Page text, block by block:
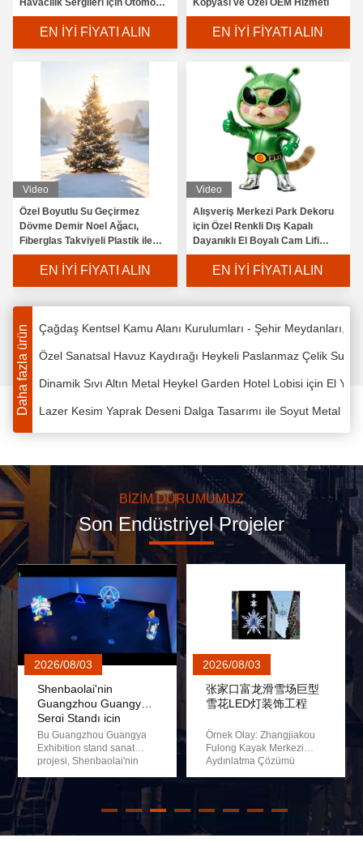
Havacılık Sergileri için Otomobil
Derecesi Boya
EN İYI FIYATI ALIN
Kopyası ve Özel OEM Hizmeti
EN İYI FIYATI ALIN
Video
Özel Boyutlu Su Geçirmez
Dövme Demir Noel Ağacı,
Fiberglas Takviyeli Plastik ile
Açık Hava Şenlikli Dekorasyon
EN İYI FIYATI ALIN
Video
Alışveriş Merkezi Park Dekoru
için Özel Renkli Dış Kapalı
Dayanıklı El Boyalı Cam Lifi
Heykel
EN İYI FIYATI ALIN
Daha fazla ürün
Modern Fluid Line Figurative Art Fiberglass Stainless Steel
Lüks Siyah Metal İnsan Heykeli Modern Özel İslam Sanatı
Açık hava Disney temalı kale 9 metrelik heykel dekorasyonu
Ethereal Devasa Koi Balık Feneri - Lüks Marka Aktiviteleri ve
Yaprak Sanatı Pavilyonu - Lüks Emlaklar için Özel Paslanmaz
Lazer Kesim Yaprak Sanatı Tente - Ticari Alanlar İçin Özel
Sanatsal Yaprak Pavilyonu - Düğün mekanları için paslanmaz
Çağdaş Kentsel Kamu Alanı Kurulumları - Şehir Meydanları,
Özel Sanatsal Havuz Kaydırağı Heykeli Paslanmaz Çelik Su
Dinamik Sıvı Altın Metal Heykel Garden Hotel Lobisi için El
Lazer Kesim Yaprak Deseni Dalga Tasarımı ile Soyut Metal
Mimari Geliştiriciler İçin Metal Paslanmaz Çelik Anahtar Teslim
Hive Modüler Sanat Pavilyonu Emlak Manzarası için Özel
Biyofilik Düğün Sığınakları Yaşayan Mimarlık Töreni Entegre
Ebedi Yeminler Tören Mimar Heykeli Özel Kalıcı Düğün Sunak
Paslanmaz Çelik Rüzgar Sanatı Hareketli Renkli Yapraklarla
Mısır temalı metal figür heykel ev dekorasyonu için Budizm
Yansıtıcı Siyah Beyaz Gösterici Sanat Heykel Kentsel Kamu
Modern Fluid Line Figurative Art Fiberglass Stainless Steel
Lüks Siyah Metal İnsan Heykeli Modern Özel İslam Sanatı
Açık hava Disney temalı kale 9 metrelik heykel dekorasyonu
Ethereal Devasa Koi Balık Feneri - Lüks Marka Aktiviteleri ve
Yaprak Sanatı Pavilyonu - Lüks Emlaklar için Özel Paslanmaz
Aydınlatılmış Yaprak Köşkü - Akşam Atmosferi İçin LED
Lazer Kesim Yaprak Sanatı Tente - Ticari Alanlar İçin Özel
Sanatsal Yaprak Pavilyonu - Düğün mekanları için paslanmaz
BIZIM DURUMUMUZ
Son Endüstriyel Projeler
Guangya
için
Neon Işık
Projesi
Guangya
sanat
bir
heykel
eşleşen
bir ticari
yükselen
2026/08/03
张家口富龙滑雪场巨型
雪花LED灯装饰工程
Örnek Olay: Zhangjiakou
Fulong Kayak Merkezi
Aydınlatma Çözümü
vaka Shenbaolai'nin
durumunu sergiliyortek
elden özelleştirilmiş
aydınlatma
çözümüZhangjiakou
Dongguan
Merkezi Özel
FRP IP Heykel
Kurulumu
Bu Dongguan
Uluslararası
Kompleksi IP
dosyası
olarak
ticaret ve
kompleksi